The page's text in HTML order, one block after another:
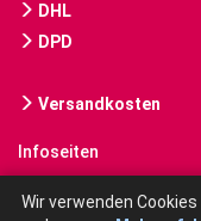
DHL
DPD
Versandkosten
Infoseiten
Wir verwenden